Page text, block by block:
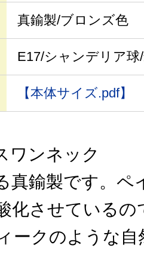
真鍮製/ブロンズ色
E17/シャンデリア球
【本体サイズ.pdf】
ワンネック
真鍮製です。ペ
化させているの
ークのような自